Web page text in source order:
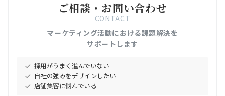
ご相談・お問い合わせ
CONTACT
マーケティング活動における課題解決を
サポートします
採用がうまく進んでいない
自社の強みをデザインしたい
店舗集客に悩んでいる